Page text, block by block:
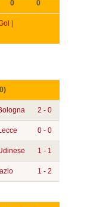
0 0
2 - 0
0 - 0
1 - 1
lazio 1 - 2